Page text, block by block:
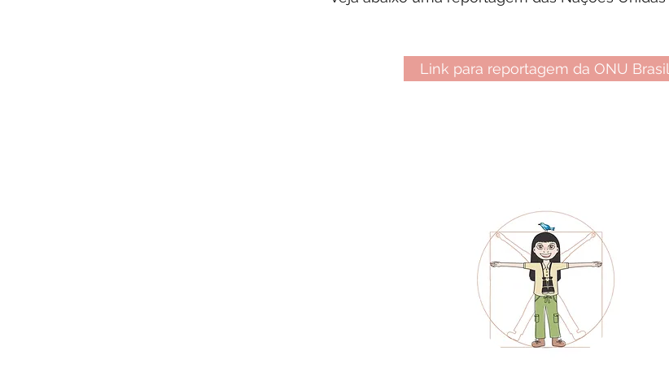
Link para reportagem da ONU Brasil